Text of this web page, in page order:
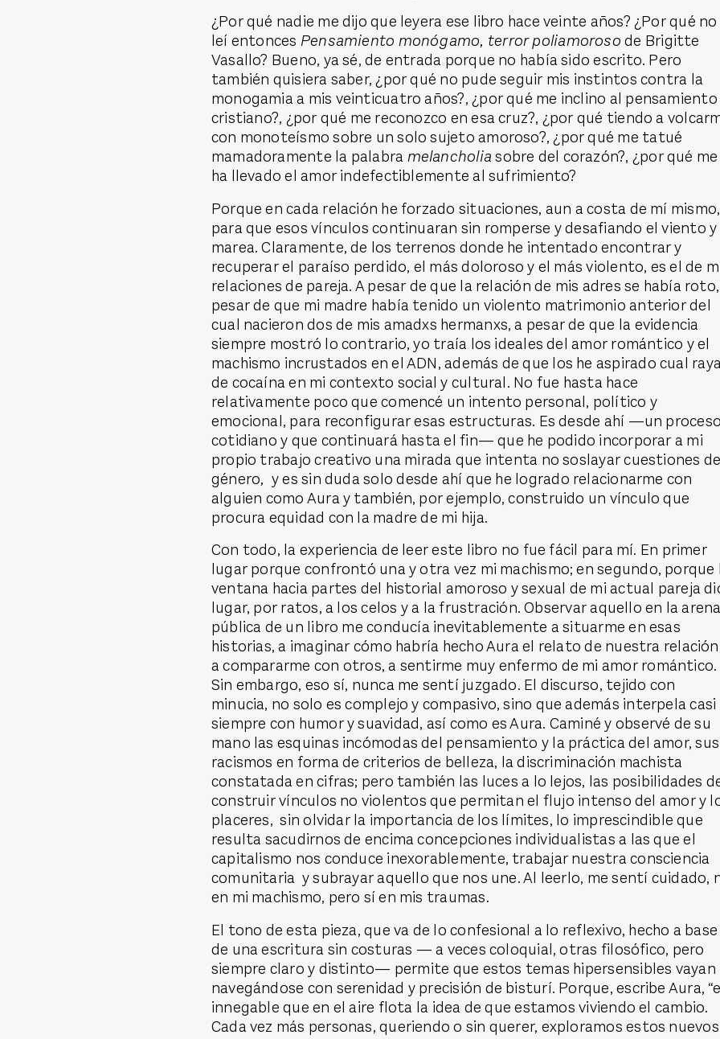
¿Por qué nadie me dijo que leyera ese libro hace veinte años? ¿Por qué no
leí entonces Pensamiento monógamo, terror poliamorosode Brigitte
Vasallo? Bueno, ya sé, de entrada porque no había sido escrito. Pero
también quisiera saber, ¿por qué no pude seguir mis instintos contra la
monogamia a mis veinticuatro años?, ¿por qué me inclino al pensamiento
cristiano?, ¿por qué me reconozco en esa cruz?, ¿por qué tiendo a
con monoteísmo sobre un solo sujeto amoroso?, ¿por qué me tatué
mamadoramente la palabra melancholia sobre del corazón?, ¿por qué me
ha llevado el amor indefectiblemente al sufrimiento?
Porque en cada relación he forzado situaciones, aun a costa de mí mismo,
para que esos vínculos continuaran sin romperse y desafiando el viento
marea. Claramente, de los terrenos donde he intentado encontrar y
recuperar el paraíso perdido, el más doloroso y el más violento, es el de
relaciones de pareja. A pesar de que la relación de mis adres se había
pesar de que mi madre había tenido un violento matrimonio anterior del
cual nacieron dos de mis amadxs hermanxs, a pesar de que la evidencia
siempre mostró lo contrario, yo traía los ideales del amor romántico y el
machismo incrustados en el ADN, además de que los he aspirado cual
de cocaína en mi contexto social y cultural. No fue hasta hace
relativamente poco que comencé un intento personal, político y
emocional, para reconfigurar esas estructuras. Es desde ahí —un proceso
cotidiano y que continuará hasta el fin— que he podido incorporar a mi
propio trabajo creativo una mirada que intenta no soslayar cuestiones de
género, y es sin duda solo desde ahí que he logrado relacionarme con
alguien como Aura y también, por ejemplo, construido un vínculo que
procura equidad con la madre de mi hija.
Con todo, la experiencia de leer este libro no fue fácil para mí. En primer
lugar porque confrontó una y otra vez mi machismo; en segundo, porque
ventana hacia partes del historial amoroso y sexual de mi actual pareja
lugar, por ratos, a los celos y a la frustración. Observar aquello en la arena
pública de un libro me conducía inevitablemente a situarme en esas
historias, a imaginar cómo habría hecho Aura el relato de nuestra
a compararme con otros, a sentirme muy enfermo de mi amor romántico.
Sin embargo, eso sí, nunca me sentí juzgado. El discurso, tejido con
minucia, no solo es complejo y compasivo, sino que además interpela casi
siempre con humor y suavidad, así como es Aura. Caminé y observé de su
mano las esquinas incómodas del pensamiento y la práctica del amor, sus
racismos en forma de criterios de belleza, la discriminación machista
constatada en cifras; pero también las luces a lo lejos, las posibilidades
construir vínculos no violentos que permitan el flujo intenso del amor y
placeres, sin olvidar la importancia de los límites, lo imprescindible que
resulta sacudirnos de encima concepciones individualistas a las que el
capitalismo nos conduce inexorablemente, trabajar nuestra consciencia
comunitaria y subrayar aquello que nos une. Al leerlo, me sentí cuidado,
en mi machismo, pero sí en mis traumas.
El tono de esta pieza, que va de lo confesional a lo reflexivo, hecho a base
de una escritura sin costuras — a veces coloquial, otras filosófico, pero
siempre claro y distinto— permite que estos temas hipersensibles vayan
navegándose con serenidad y precisión de bisturí. Porque, escribe Aura,
innegable que en el aire flota la idea de que estamos viviendo el cambio.
Cada vez más personas, queriendo o sin querer, exploramos estos nuevos